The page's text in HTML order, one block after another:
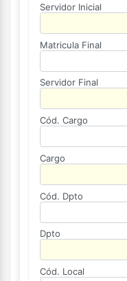
Servidor Inicial
Matricula Final
Servidor Final
Cód. Cargo
Cargo
Cód. Dpto
Dpto
Cód. Local